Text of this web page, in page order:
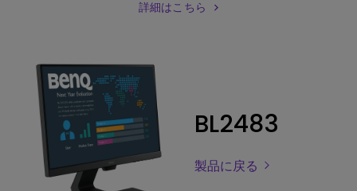
詳細はこちら
BL2483
製品に戻る